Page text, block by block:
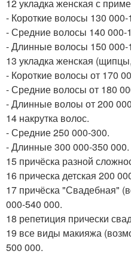
12 укладка женская с
- Короткие волосы 130 000-
- Средние волосы 140 000-
- Длинные волосы 150 000-
13 укладка женская
- Короткие волосы от 170
- Средние волосы от 180
- Длинные волоы от 200
14 накрутка волос.
- Средние 250 000-300.
- Длинные 300 000-350 000.
15 причёска разной
16 прическа детская 200
17 причёска "Свадебная"
000-540 000.
18 репетиция прически
19 все виды макияжа
500 000.